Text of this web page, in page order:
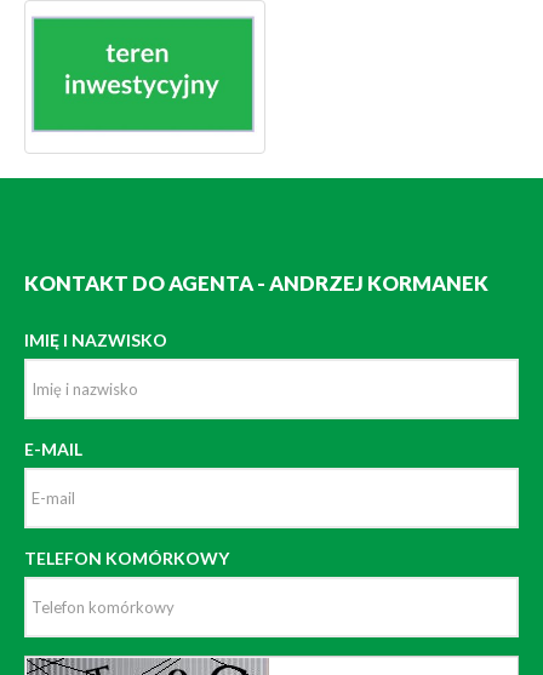
KONTAKT DO AGENTA - ANDRZEJ KORMANEK
IMIĘ I NAZWISKO
E-MAIL
TELEFON KOMÓRKOWY